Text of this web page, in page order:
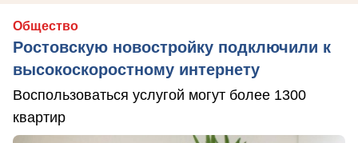
Общество
Ростовскую новостройку подключили к
высокоскоростному интернету
Воспользоваться услугой могут более 1300
квартир